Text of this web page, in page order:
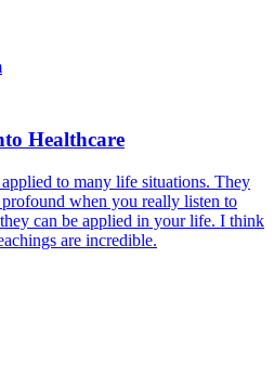
Healthcare
to many life situations. They
when you really listen to
can be applied in your life. I think
are incredible.